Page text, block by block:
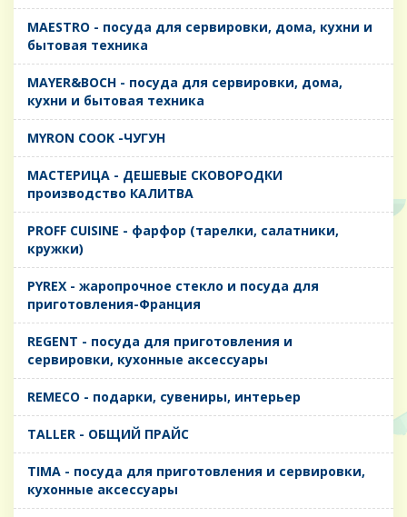
MAESTRO - посуда для сервировки, дома, кухни и
бытовая техника
MAYER&BOCH - посуда для сервировки, дома,
кухни и бытовая техника
MYRON COOK -ЧУГУН
MАСТЕРИЦА - ДЕШЕВЫЕ СКОВОРОДКИ
производство КАЛИТВА
PROFF CUISINE - фарфор (тарелки, салатники,
кружки)
PYREX - жаропрочное стекло и посуда для
приготовления-Франция
REGENT - посуда для приготовления и
сервировки, кухонные аксессуары
REMECO - подарки, сувениры, интерьер
TALLER - ОБЩИЙ ПРАЙС
TIMA - посуда для приготовления и сервировки,
кухонные аксессуары